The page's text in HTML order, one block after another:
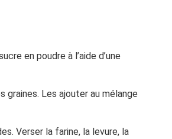
en poudre à l’aide d’une
graines. Les ajouter au mélange
Verser la farine, la levure, la